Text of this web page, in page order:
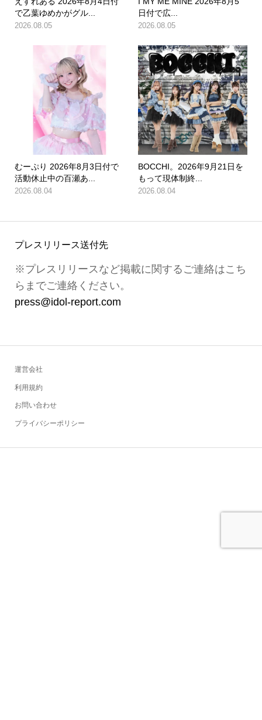
で乙葉ゆめかがグル...
2026.08.05
日付で広...
2026.08.05
むーぷり 2026年8月3日付で
活動休止中の百瀬あ...
2026.08.04
BOCCHI。2026年9月21日を
もって現体制終...
2026.08.04
プレスリリース送付先
※プレスリリースなど掲載に関するご連絡はこち
らまでご連絡ください。
press@idol-report.com
運営会社
利用規約
お問い合わせ
プライバシーポリシー